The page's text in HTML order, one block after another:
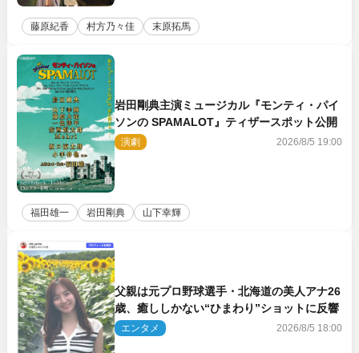
藤原紀香 村方乃々佳 末原拓馬
岩田剛典主演ミュージカル『モンティ・パイ
ソンの SPAMALOT』ティザースポット公開
演劇 2026/8/5 19:00
福田雄一 岩田剛典 山下幸輝
父親は元プロ野球選手・北海道の美人アナ26
歳、癒ししかない“ひまわり”ショットに反響
エンタメ 2026/8/5 18:00